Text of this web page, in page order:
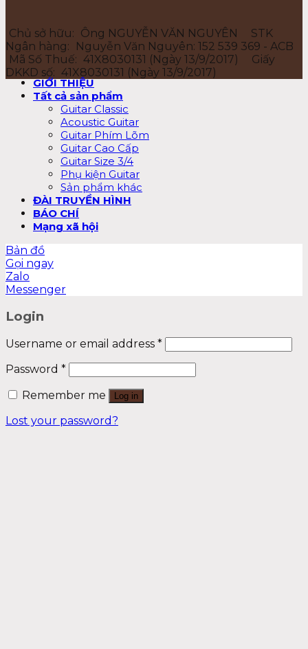
Chủ sở hữu: Ông NGUYỄN VĂN NGUYÊN
STK
Ngân hàng:
Nguyễn Văn Nguyên: 152 539 369 - ACB
Mã Số Thuế: 41X8030131 (Ngày 13/9/2017)
Giấy
DKKD số: 41X8030131 (Ngày 13/9/2017)
GIỚI THIỆU
Tất cả sản phẩm
Guitar Classic
Acoustic Guitar
Guitar Phím Lõm
Guitar Cao Cấp
Guitar Size 3/4
Phụ kiện Guitar
Sản phẩm khác
ĐÀI TRUYỀN HÌNH
BÁO CHÍ
Mạng xã hội
Bản đồ
Gọi ngay
Zalo
Messenger
Login
Username or email address *
Password *
Remember me
Log in
Lost your password?